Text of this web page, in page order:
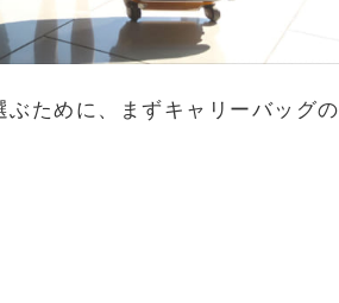
ために、まずキャリーバッグの